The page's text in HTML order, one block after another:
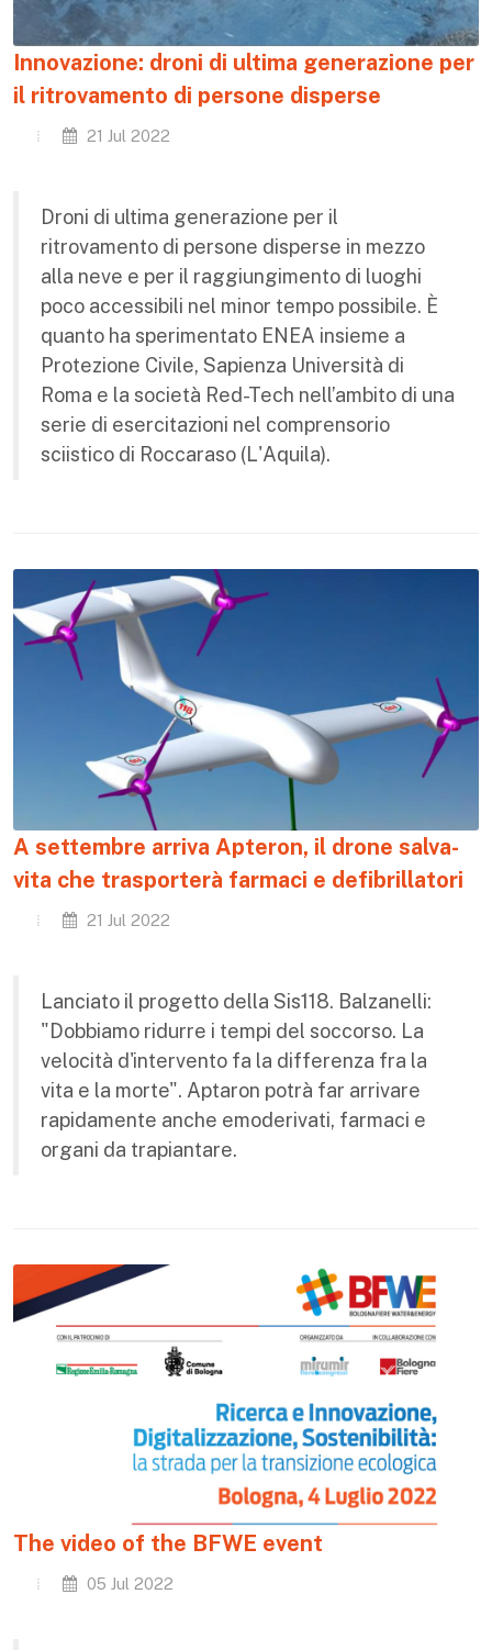
Innovazione: droni di ultima generazione per
il ritrovamento di persone disperse
21 Jul 2022
Droni di ultima generazione per il
ritrovamento di persone disperse in mezzo
alla neve e per il raggiungimento di luoghi
poco accessibili nel minor tempo possibile. È
quanto ha sperimentato ENEA insieme a
Protezione Civile, Sapienza Università di
Roma e la società Red-Tech nell’ambito di una
serie di esercitazioni nel comprensorio
sciistico di Roccaraso (L'Aquila).
A settembre arriva Apteron, il drone salva-
vita che trasporterà farmaci e defibrillatori
21 Jul 2022
Lanciato il progetto della Sis118. Balzanelli:
"Dobbiamo ridurre i tempi del soccorso. La
velocità d'intervento fa la differenza fra la
vita e la morte". Aptaron potrà far arrivare
rapidamente anche emoderivati, farmaci e
organi da trapiantare.
The video of the BFWE event
05 Jul 2022